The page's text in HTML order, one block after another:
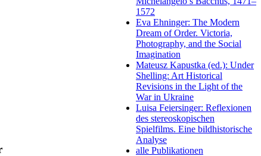
1572
Eva Ehninger: The Modern
Dream of Order. Victoria,
Photography, and the Social
Imagination
Mateusz Kapustka (ed.): Under
Shelling: Art Historical
Revisions in the Light of the
War in Ukraine
Luisa Feiersinger: Reflexionen
des stereoskopischen
Spielfilms. Eine bildhistorische
Analyse
alle Publikationen